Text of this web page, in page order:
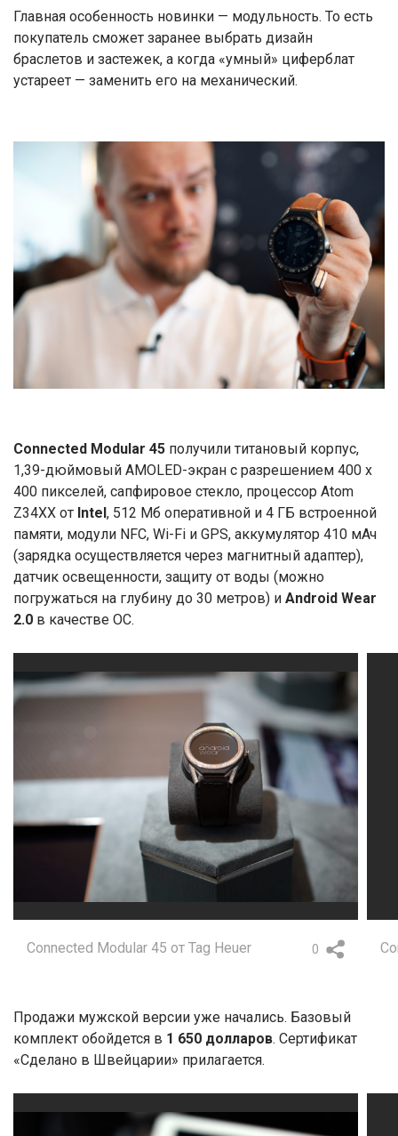
Главная особенность новинки — модульность. То есть
покупатель сможет заранее выбрать дизайн
браслетов и застежек, а когда «умный» циферблат
устареет — заменить его на механический.
Connected Modular 45 получили титановый корпус,
1,39-дюймовый AMOLED-экран с разрешением 400 x
400 пикселей, сапфировое стекло, процессор Atom
Z34XX от Intel , 512 Мб оперативной и 4 ГБ встроенной
памяти, модули NFC, Wi-Fi и GPS, аккумулятор 410 мАч
(зарядка осуществляется через магнитный адаптер),
датчик освещенности, защиту от воды (можно
погружаться на глубину до 30 метров) и Android Wear
2.0 в качестве ОС.
0
Connected Modular 45 от Tag Heuer
Продажи мужской версии уже начались. Базовый
комплект обойдется в 1 650 долларов. Сертификат
«Сделано в Швейцарии» прилагается.